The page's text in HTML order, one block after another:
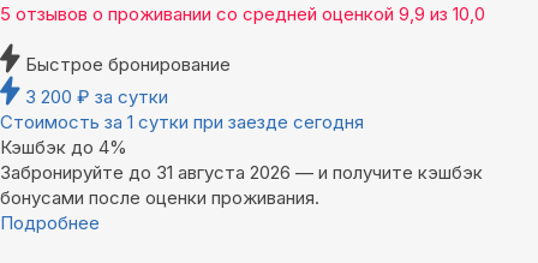
5 отзывов о проживании со средней оценкой 9,9 из 10,0
Быстрое бронирование
3 200 ₽ за сутки
Стоимость за 1 сутки при заезде сегодня
Кэшбэк до 4%
Забронируйте до 31 августа 2026 — и получите кэшбэк
бонусами после оценки проживания.
Подробнее